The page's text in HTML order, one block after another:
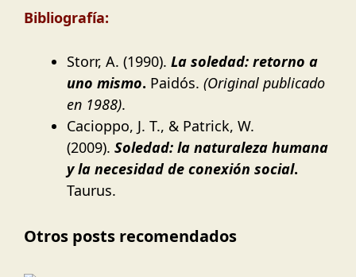
Bibliografía:
Storr, A. (1990). La soledad: retorno a
uno mismo. Paidós. (Original publicado
en 1988).
Cacioppo, J. T., & Patrick, W.
(2009). Soledad: la naturaleza humana
y la necesidad de conexión social.
Taurus.
Otros posts recomendados